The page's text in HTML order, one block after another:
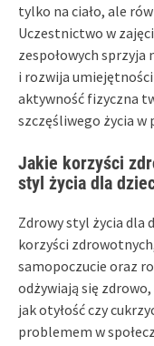
tylko na ciało, ale
Uczestnictwo w
zespołowych sprzyja
i rozwija
aktywność fizyczna
szczęśliwego życia w
Jakie korzyści
styl życia dla
Zdrowy styl życia dla
korzyści
samopoczucie oraz
odżywiają się
jak otyłość czy
problemem w